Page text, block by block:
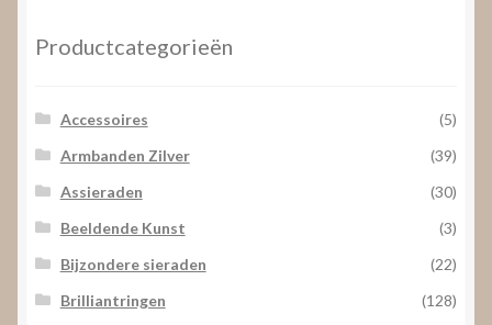
Productcategorieën
Accessoires
(5)
Armbanden Zilver
(39)
Assieraden
(30)
Beeldende Kunst
(3)
Bijzondere sieraden
(22)
Brilliantringen
(128)